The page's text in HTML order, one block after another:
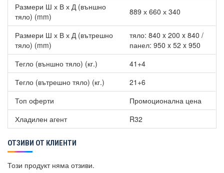
Размери Ш х В х Д (външно
тяло) (mm)
889 х 660 х 340
Размери Ш х В х Д (вътрешно
тяло) (mm)
тяло: 840 x 200 x 840 /
панел: 950 x 52 x 950
Тегло (външно тяло) (кг.)
41+4
Тегло (вътрешно тяло) (кг.)
21+6
Топ оферти
Промоционална цена
Хладилен агент
R32
ОТЗИВИ ОТ КЛИЕНТИ
Този продукт няма отзиви.